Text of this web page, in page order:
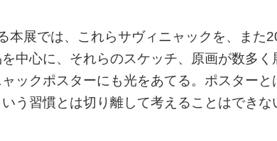
本展では、これらサヴィニャックを、また
中心に、それらのスケッチ、原画が数多く
ックポスターにも光をあてる。ポスターと
う習慣とは切り離して考えることはできな